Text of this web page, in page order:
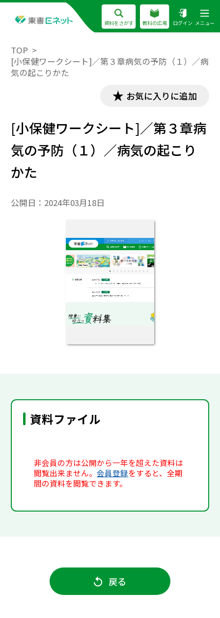
資料をさがす 教科の広場 ログイン メニュー
TOP
[小保健ワークシート]／第３章病気の予防（１）／病
気の起こりかた
お気に入りに追加
[小保健ワークシート]／第３章病
気の予防（１）／病気の起こり
かた
公開日： 2024年03月18日
資料ファイル
非会員の方は公開から一年を超えた資料は
閲覧出来ません。会員登録をすると、全期
間の資料を閲覧できます。
戻る